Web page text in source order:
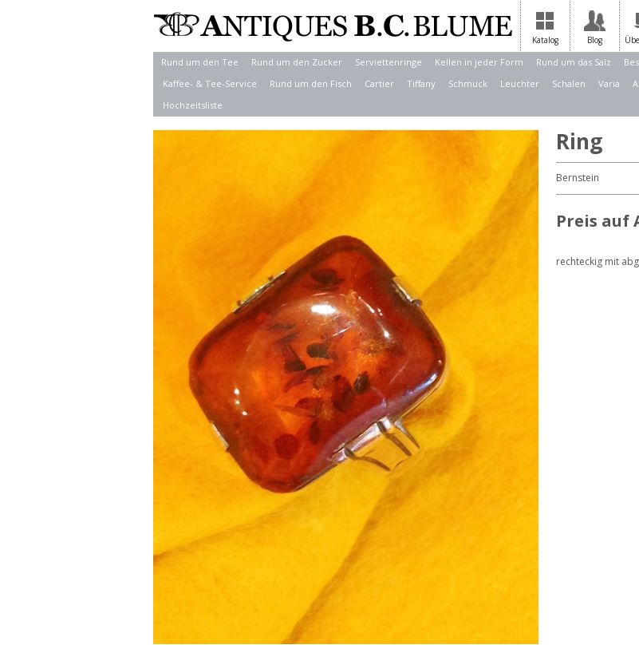
Katalog Blog
Rund um den Tee Rund um den Zucker Serviettenringe Kellen in jeder Form Rund um das Salz
Kaffee- & Tee-Service
Rund um den Fisch Cartier Tiffany Schmuck Leuchter Schalen Varia
Hochzeitsliste
Ring
Bernstein
Preis auf
rechteckig mit